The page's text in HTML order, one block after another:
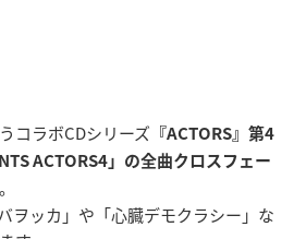
コラボCDシリーズ 『ACTORS』第4
ACTORS4」の全曲クロスフェー
ヲッカ」や「心臓デモクラシー」な